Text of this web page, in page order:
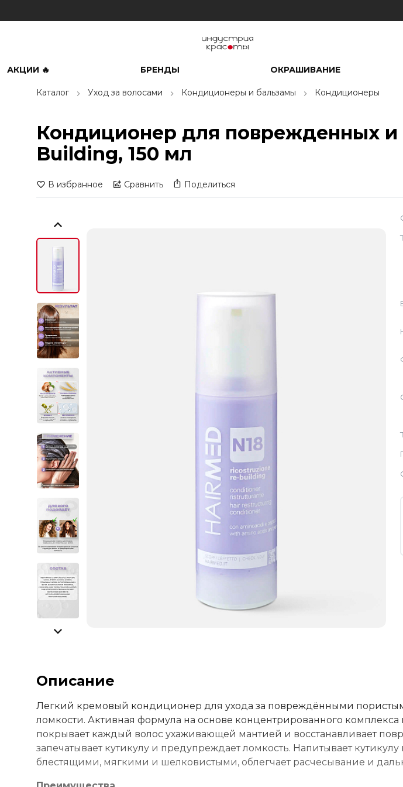
АКЦИИ 🔥 БРЕНДЫ ОКРАШИВАНИЕ
Каталог Уход за волосами Кондиционеры и бальзамы Кондиционеры
Кондиционер для поврежденных и
Building, 150 мл
В избранное Сравнить Поделиться
Описание
Легкий кремовый кондиционер для ухода за повреждёнными
ломкости. Активная формула на основе концентрированного комплекса
покрывает каждый волос ухаживающей мантией и восстанавливает
запечатывает кутикулу и предупреждает ломкость. Напитывает
блестящими, мягкими и шелковистыми, облегчает расчесывание и